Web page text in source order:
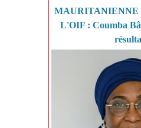
MAURITANIENNE
L'OIF : Coumba